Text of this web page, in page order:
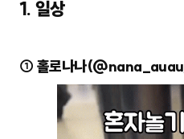
1. 일상
① 홀로나나(@nana_auau